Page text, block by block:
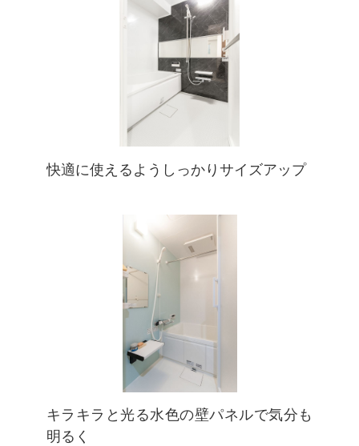
快適に使えるようしっかりサイズアップ
キラキラと光る水色の壁パネルで気分も
明るく